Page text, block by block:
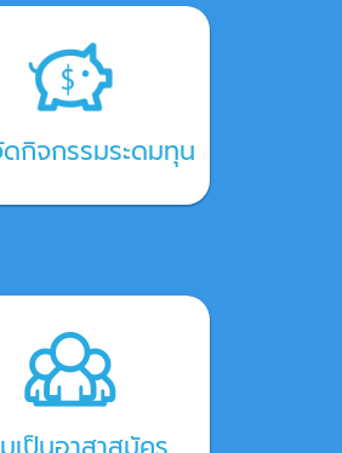
กิจกรรมระดมทุน